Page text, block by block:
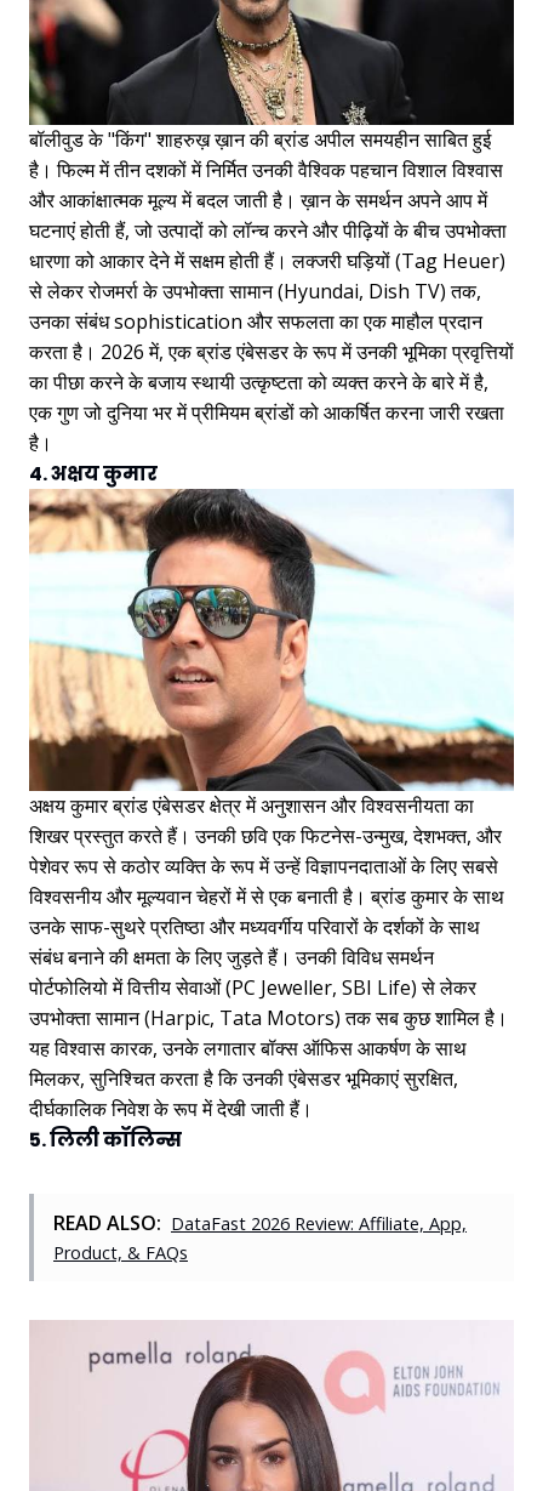
बॉलीवुड के "किंग" शाहरुख़ ख़ान की ब्रांड अपील समयहीन साबित हुई
है। फिल्म में तीन दशकों में निर्मित उनकी वैश्विक पहचान विशाल विश्वास
और आकांक्षात्मक मूल्य में बदल जाती है। ख़ान के समर्थन अपने आप में
घटनाएं होती हैं, जो उत्पादों को लॉन्च करने और पीढ़ियों के बीच उपभोक्ता
धारणा को आकार देने में सक्षम होती हैं। लक्जरी घड़ियों (Tag Heuer)
से लेकर रोजमर्रा के उपभोक्ता सामान (Hyundai, Dish TV) तक,
उनका संबंध sophistication और सफलता का एक माहौल प्रदान
करता है। 2026 में, एक ब्रांड एंबेसडर के रूप में उनकी भूमिका प्रवृत्तियों
का पीछा करने के बजाय स्थायी उत्कृष्टता को व्यक्त करने के बारे में है,
एक गुण जो दुनिया भर में प्रीमियम ब्रांडों को आकर्षित करना जारी रखता
है।
4. अक्षय कुमार
अक्षय कुमार ब्रांड एंबेसडर क्षेत्र में अनुशासन और विश्वसनीयता का
शिखर प्रस्तुत करते हैं। उनकी छवि एक फिटनेस-उन्मुख, देशभक्त, और
पेशेवर रूप से कठोर व्यक्ति के रूप में उन्हें विज्ञापनदाताओं के लिए सबसे
विश्वसनीय और मूल्यवान चेहरों में से एक बनाती है। ब्रांड कुमार के साथ
उनके साफ-सुथरे प्रतिष्ठा और मध्यवर्गीय परिवारों के दर्शकों के साथ
संबंध बनाने की क्षमता के लिए जुड़ते हैं। उनकी विविध समर्थन
पोर्टफोलियो में वित्तीय सेवाओं (PC Jeweller, SBI Life) से लेकर
उपभोक्ता सामान (Harpic, Tata Motors) तक सब कुछ शामिल है।
यह विश्वास कारक, उनके लगातार बॉक्स ऑफिस आकर्षण के साथ
मिलकर, सुनिश्चित करता है कि उनकी एंबेसडर भूमिकाएं सुरक्षित,
दीर्घकालिक निवेश के रूप में देखी जाती हैं।
5. लिली कॉलिन्स
READ ALSO: DataFast 2026 Review: Affiliate, App,
Product, & FAQs